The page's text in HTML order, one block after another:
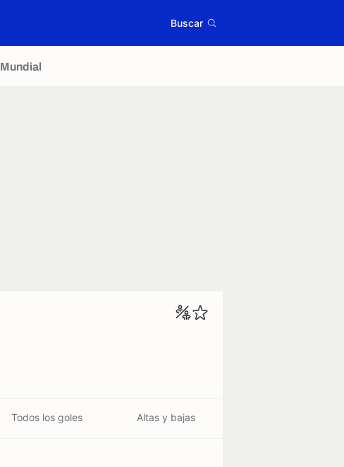
Buscar
Mundial
Todos los goles Altas y bajas